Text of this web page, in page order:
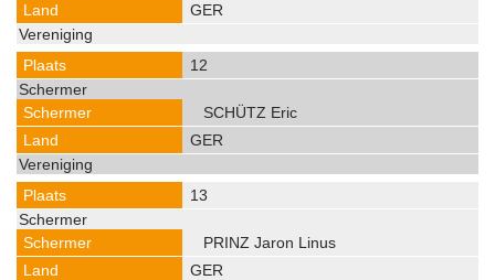
GER
12
SCHÜTZ Eric
GER
13
PRINZ Jaron Linus
GER